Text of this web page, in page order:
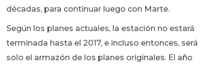
décadas, para continuar luego con Marte.
Según los planes actuales, la estación no estará
terminada hasta el 2017, e incluso entonces, será
solo el armazón de los planes originales. El año